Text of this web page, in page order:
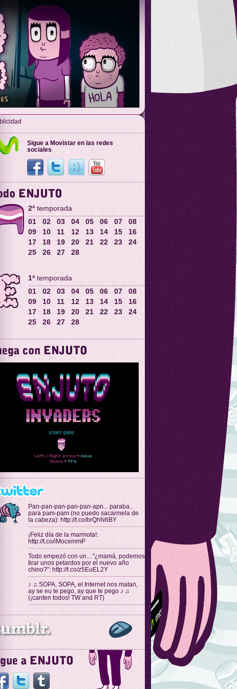
Sigue a Movistar en las redes
sociales
2ªtemporada
01
02 03 04 05 06 07
08
09
10 11 12 13 14 15
16
17
18 19 20 21 22 23
24
25
26 27 28
1ªtemporada
01
02 03 04 05 06 07
08
09
10 11 12 13 14 15
16
17
18 19 20 21 22 23
24
25
26 27 28
Pan-pan-pan-pan-pan-apn... paraba..
para pam-pam (no puedo sacarmela de
la cabeza): http://t.co/brQhN6BY
¡Feliz día de la marmota!:
http://t.co/iMocemmP
Todo empezó con un... "¿mamá, podemos
tirar unos petardos por el nuevo año
chino?": http://t.co/z5EuEL2Y
♪ ♫ SOPA, SOPA, el Internet nos matan,
ay se eu te pego, ay que te pego ♪ ♫
(¡canten todos! TW and RT)